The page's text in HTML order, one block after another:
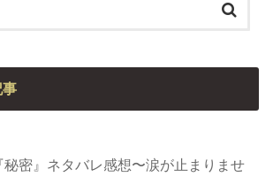
秘密』ネタバレ感想〜涙が止まりませ